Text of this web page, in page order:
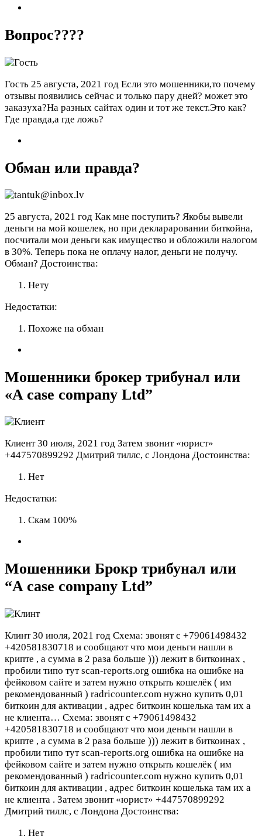
Вопрос????
Гость 25 августа, 2021 год Если это мошенники,то почему
отзывы появились сейчас и только пару дней? может это
заказуха?На разных сайтах один и тот же текст.Это как?
Где правда,а где ложь?
Обман или правда?
25 августа, 2021 год Как мне поступить? Якобы вывели
деньги на мой кошелек, но при деклараровании биткойна,
посчитали мои деньги как имущество и обложили налогом
в 30%. Теперь пока не оплачу налог, деньги не получу.
Обман? Достоинства:
Нету
Недостатки:
Похоже на обман
Мошенники брокер трибунал или
«A case company Ltd”
Клиент 30 июля, 2021 год Затем звонит «юрист»
+447570899292 Дмитрий тиллс, с Лондона Достоинства:
Нет
Недостатки:
Скам 100%
Мошенники Брокр трибунал или
“A case company Ltd”
Клинт 30 июля, 2021 год Схема: звонят с +79061498432
+420581830718 и сообщают что мои деньги нашли в
крипте , а сумма в 2 раза больше ))) лежит в биткоинах ,
пробили типо тут scan-reports.org ошибка на ошибке на
фейковом сайте и затем нужно открыть кошелёк ( им
рекомендованный ) radricounter.com нужно купить 0,01
биткоин для активации , адрес биткоин кошелька там их а
не клиента… Схема: звонят с +79061498432
+420581830718 и сообщают что мои деньги нашли в
крипте , а сумма в 2 раза больше ))) лежит в биткоинах ,
пробили типо тут scan-reports.org ошибка на ошибке на
фейковом сайте и затем нужно открыть кошелёк ( им
рекомендованный ) radricounter.com нужно купить 0,01
биткоин для активации , адрес биткоин кошелька там их а
не клиента . Затем звонит «юрист» +447570899292
Дмитрий тиллс, с Лондона Достоинства:
Нет